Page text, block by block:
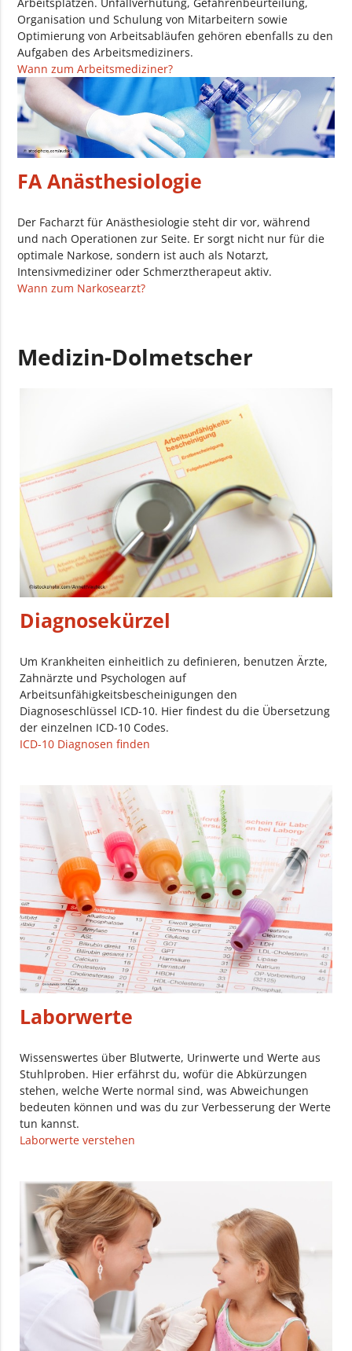
Organisation und Schulung von Mitarbeitern sowie
Optimierung von Arbeitsabläufen gehören ebenfalls zu den
Aufgaben des Arbeitsmediziners.
Wann zum Arbeitsmediziner?
FA Anästhesiologie
Der Facharzt für Anästhesiologie steht dir vor, während
und nach Operationen zur Seite. Er sorgt nicht nur für die
optimale Narkose, sondern ist auch als Notarzt,
Intensivmediziner oder Schmerztherapeut aktiv.
Wann zum Narkosearzt?
Medizin-Dolmetscher
Diagnosekürzel
Um Krankheiten einheitlich zu definieren, benutzen Ärzte,
Zahnärzte und Psychologen auf
Arbeitsunfähigkeitsbescheinigungen den
Diagnoseschlüssel ICD-10. Hier findest du die Übersetzung
der einzelnen ICD-10 Codes.
ICD-10 Diagnosen finden
Laborwerte
Wissenswertes über Blutwerte, Urinwerte und Werte aus
Stuhlproben. Hier erfährst du, wofür die Abkürzungen
stehen, welche Werte normal sind, was Abweichungen
bedeuten können und was du zur Verbesserung der Werte
tun kannst.
Laborwerte verstehen